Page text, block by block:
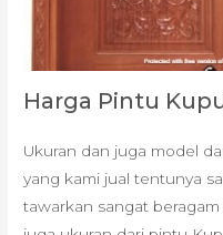
Harga Pintu
Ukuran dan juga model
yang kami jual tentunya
tawarkan sangat